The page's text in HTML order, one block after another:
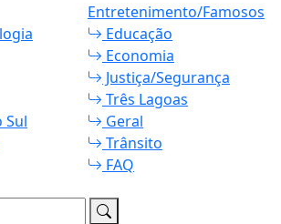
Entretenimento/Famosos
Educação
Economia
Justiça/Segurança
Três Lagoas
Sul
Geral
Trânsito
FAQ